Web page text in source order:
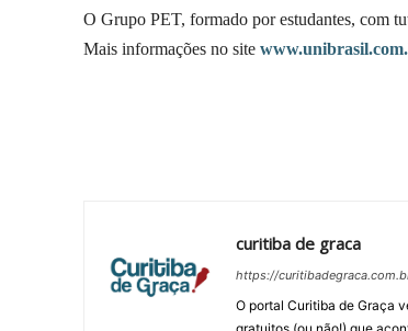
O Grupo PET, formado por estudantes, com
Mais informações no site
curitiba de graca
https://
O portal Curitiba de Graça